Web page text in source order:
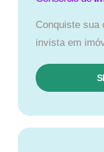
Conquiste sua
invista em